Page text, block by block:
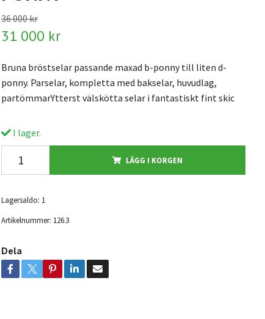
36 000 kr
31 000 kr
Bruna bröstselar passande maxad b-ponny till liten d-
ponny. Parselar, kompletta med bakselar, huvudlag,
partömmarYtterst välskötta selar i fantastiskt fint skic
I lager.
LÄGG I KORGEN
Lagersaldo: 1
Artikelnummer: 126.3
Dela